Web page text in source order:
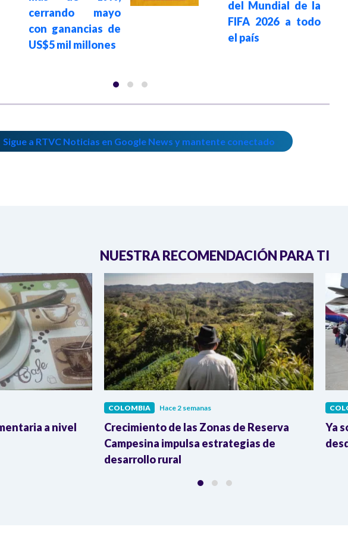
cerrando mayo
con ganancias de
US$5 mil millones
del Mundial de la
FIFA 2026 a todo
el país
Sigue a RTVC Noticias en Google News y mantente conectado
NUESTRA RECOMENDACIÓN PARA TI
a nivel
COLOMBIA Hace 2 semanas
Crecimiento de las Zonas de Reserva
Campesina impulsa estrategias de
desarrollo rural
Ya